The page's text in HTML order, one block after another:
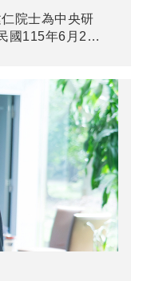
院士為中央研
國115年6月21